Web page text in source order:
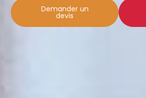
Demander un
devis